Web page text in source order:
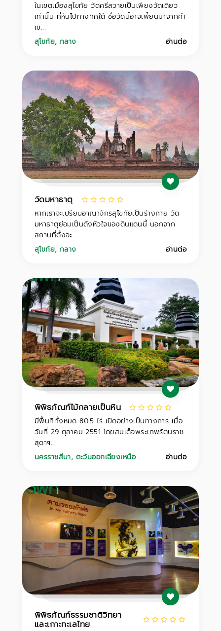
ในเขตเมืองสุโขทัย วัดศรีสวายเป็นเพียงวัดเดียว
เท่านั้น ที่หันไปทางทิศใต้ ชื่อวัดนี้อาจเพี้ยนมาจากคำ
เข...
สุโขทัย, กลาง อ่านต่อ
วัดมหาธาตุ
หากเราจะเปรียบอาณาจักรสุโขทัยเป็นร่างกาย วัด
มหาธาตุย่อมเป็นดั่งหัวใจของดินแดนนี้ นอกจาก
สถานที่ตั้งจะ...
สุโขทัย, กลาง อ่านต่อ
พิพิธภัณฑ์ไม้กลายเป็นหิน
มีพื้นที่ทั้งหมด 80.5 ไร่ เปิดอย่างเป็นทางการ เมื่อ
วันที่ 29 ตุลาคม 2551 โดยสมเด็จพระเทพรัตนราช
สุดาฯ...
นครราชสีมา, ตะวันออกเฉียงเหนือ อ่านต่อ
พิพิธภัณฑ์ธรรมชาติวิทยา
และเกาะทะเลไทย